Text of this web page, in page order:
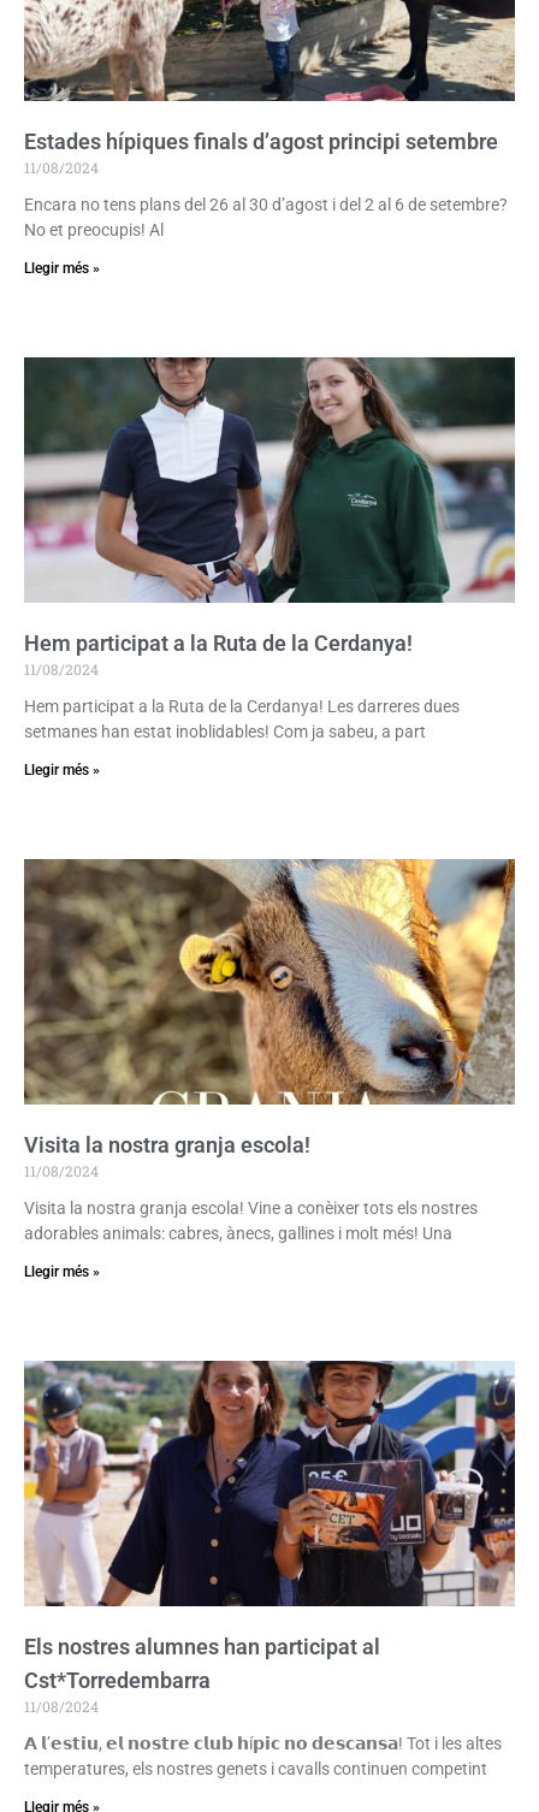
Estades hípiques finals d’agost principi setembre
11/08/2024
Encara no tens plans del 26 al 30 d’agost i del 2 al 6 de setembre?
No et preocupis! Al
Llegir més »
Hem participat a la Ruta de la Cerdanya!
11/08/2024
Hem participat a la Ruta de la Cerdanya! ⁣Les darreres dues
setmanes han estat inoblidables! Com ja sabeu, a part
Llegir més »
Visita la nostra granja escola!
11/08/2024
Visita la nostra granja escola! Vine a conèixer tots els nostres
adorables animals: cabres, ànecs, gallines i molt més! Una
Llegir més »
Els nostres alumnes han participat al
Cst*Torredembarra
11/08/2024
𝗔 𝗹’𝗲𝘀𝘁𝗶𝘂, 𝗲𝗹 𝗻𝗼𝘀𝘁𝗿𝗲 𝗰𝗹𝘂𝗯 𝗵í𝗽𝗶𝗰 𝗻𝗼 𝗱𝗲𝘀𝗰𝗮𝗻𝘀𝗮! Tot i les altes
temperatures, els nostres genets i cavalls continuen competint
Llegir més »